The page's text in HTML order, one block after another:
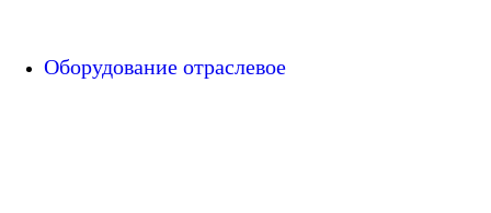
Оборудование отраслевое